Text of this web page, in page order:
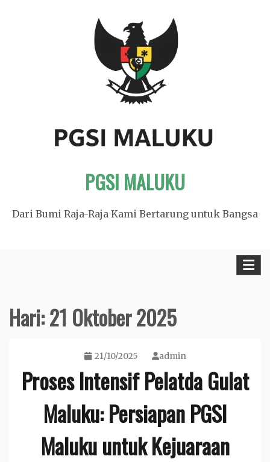
PGSI MALUKU
Dari Bumi Raja-Raja Kami Bertarung untuk Bangsa
Hari:21 Oktober 2025
21/10/2025 admin
Proses Intensif Pelatda Gulat
Maluku: Persiapan PGSI
Maluku untuk Kejuaraan